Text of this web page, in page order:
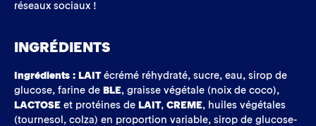
réseaux sociaux !
INGRÉDIENTS
Ingrédients : LAITécrémé réhydraté, sucre, eau, sirop de
glucose, farine de BLE, graisse végétale (noix de coco),
LACTOSE et protéines de LAIT, CREME, huiles végétales
(tournesol, colza) en proportion variable, sirop de glucose-